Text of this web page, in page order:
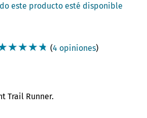
este producto esté disponible
☆☆☆☆ (4 opiniones)
Trail Runner.